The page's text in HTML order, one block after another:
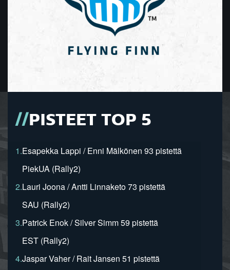
PISTEET TOP 5
1.Esapekka Lappi / Enni Mälkönen 93 pistettä
PiekUA (Rally2)
2.Lauri Joona / Antti Linnaketo 73 pistettä
SAU (Rally2)
3.Patrick Enok / Silver Simm 59 pistettä
EST (Rally2)
4.Jaspar Vaher / Rait Jansen 51 pistettä